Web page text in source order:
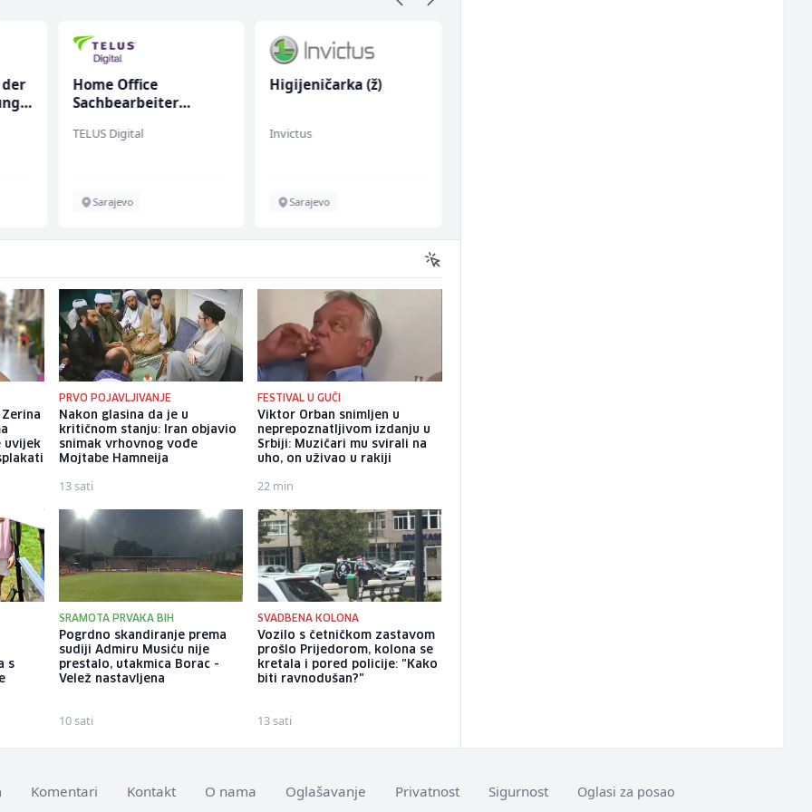
Home Office
Sachbearbeiter
bekannten deutschen
TELUS Digital
Sarajevo
Higijeničarka (ž)
Invictus
Sarajevo
uvijek
PRVO POJAVLJIVANJE
Nakon glasina da je u
kritičnom stanju: Iran objavio
snimak vrhovnog vođe
Mojtabe Hamneija
13 sati
FESTIVAL U GUČI
Viktor Orban snimljen u
neprepoznatljivom izdanju u
Srbiji: Muzičari mu svirali na
uho, on uživao u rakiji
22 min
s
SRAMOTA PRVAKA BIH
Pogrdno skandiranje prema
sudiji Admiru Musiću nije
prestalo, utakmica Borac -
Velež nastavljena
10 sati
SVADBENA KOLONA
Vozilo s četničkom zastavom
prošlo Prijedorom, kolona se
kretala i pored policije: "Kako
biti ravnodušan?"
13 sati
Komentari Kontakt O nama Oglašavanje Privatnost Sigurnost Oglasi za posao